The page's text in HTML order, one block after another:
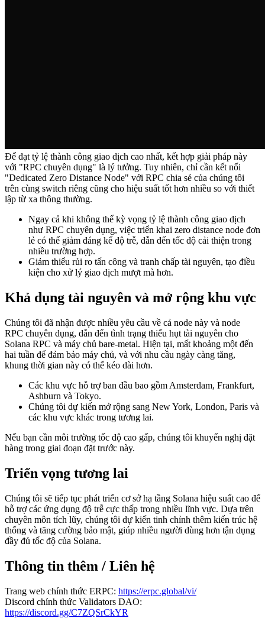
Để đạt tỷ lệ thành công giao dịch cao nhất, kết hợp giải pháp này
với "RPC chuyên dụng" là lý tưởng. Tuy nhiên, chỉ cần kết nối
"Dedicated Zero Distance Node" với RPC chia sẻ của chúng tôi
trên cùng switch riêng cũng cho hiệu suất tốt hơn nhiều so với thiết
lập từ xa thông thường.
Ngay cả khi không thể kỳ vọng tỷ lệ thành công giao dịch
như RPC chuyên dụng, việc triển khai zero distance node đơn
lẻ có thể giảm đáng kể độ trễ, dẫn đến tốc độ cải thiện trong
nhiều trường hợp.
Giảm thiểu rủi ro tấn công và tranh chấp tài nguyên, tạo điều
kiện cho xử lý giao dịch mượt mà hơn.
Khả dụng tài nguyên và mở rộng khu vực
Chúng tôi đã nhận được nhiều yêu cầu về cả node này và node
RPC chuyên dụng, dẫn đến tình trạng thiếu hụt tài nguyên cho
Solana RPC và máy chủ bare-metal. Hiện tại, mất khoảng một đến
hai tuần để đảm bảo máy chủ, và với nhu cầu ngày càng tăng,
khung thời gian này có thể kéo dài hơn.
Các khu vực hỗ trợ ban đầu bao gồm Amsterdam, Frankfurt,
Ashburn và Tokyo.
Chúng tôi dự kiến mở rộng sang New York, London, Paris và
các khu vực khác trong tương lai.
Nếu bạn cần môi trường tốc độ cao gấp, chúng tôi khuyến nghị đặt
hàng trong giai đoạn đặt trước này.
Triển vọng tương lai
Chúng tôi sẽ tiếp tục phát triển cơ sở hạ tầng Solana hiệu suất cao để
hỗ trợ các ứng dụng độ trễ cực thấp trong nhiều lĩnh vực. Dựa trên
chuyên môn tích lũy, chúng tôi dự kiến tinh chỉnh thêm kiến trúc hệ
thống và tăng cường bảo mật, giúp nhiều người dùng hơn tận dụng
đầy đủ tốc độ của Solana.
Thông tin thêm / Liên hệ
Trang web chính thức ERPC: https://erpc.global/vi/
Discord chính thức Validators DAO:
https://discord.gg/C7ZQSrCkYR